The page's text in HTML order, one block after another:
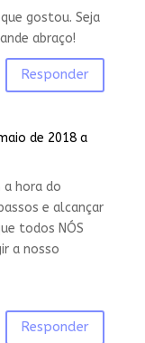
gostou. Seja
abraço!
Responder
de 2018 a
hora do
e alcançar
todos NÓS
a nosso
Responder